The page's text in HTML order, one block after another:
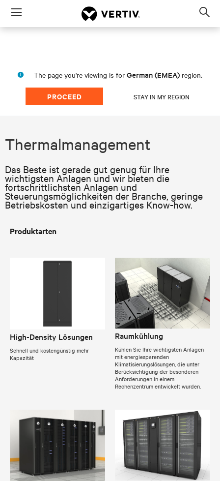
Menu
The page you're viewing is for German (EMEA) region.
PROCEED STAY IN MY REGION
Thermalmanagement
Das Beste ist gerade gut genug für Ihre
wichtigsten Anlagen und wir bieten die
fortschrittlichsten Anlagen und
Steuerungsmöglichkeiten der Branche, geringe
Betriebskosten und einzigartiges Know-how.
Produktarten
High-Density Lösungen
Schnell und kostengünstig mehr
Kapazität
Raumkühlung
Kühlen Sie Ihre wichtigsten Anlagen
mit energiesparenden
Klimatisierungslösungen, die unter
Berücksichtigung der besonderen
Anforderungen in einem
Rechenzentrum entwickelt wurden.